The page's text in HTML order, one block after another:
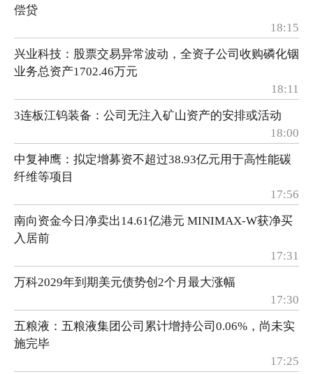
偿贷
18:15
兴业科技：股票交易异常波动，全资子公司收购磷化铟
业务总资产1702.46万元
18:11
3连板江钨装备：公司无注入矿山资产的安排或活动
18:00
中复神鹰：拟定增募资不超过38.93亿元用于高性能碳
纤维等项目
17:56
南向资金今日净卖出14.61亿港元 MINIMAX-W获净买
入居前
17:31
万科2029年到期美元债势创2个月最大涨幅
17:30
五粮液：五粮液集团公司累计增持公司0.06%，尚未实
施完毕
17:25